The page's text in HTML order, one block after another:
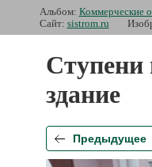
Альбом: Коммерческие
Сайт: sistrom.ru
Ступени
здание
Предыдущее